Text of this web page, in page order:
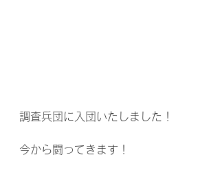
調査兵団に入団いたしました！
今から闘ってきます！